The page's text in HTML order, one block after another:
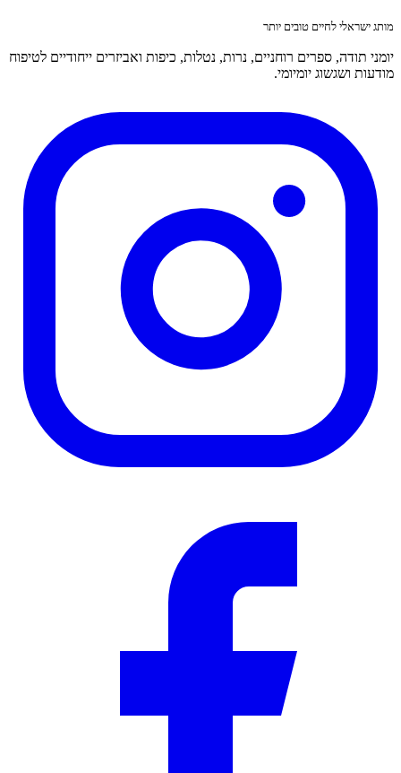
מותג ישראלי לחיים טובים יותר
יומני תודה, ספרים רוחניים, נרות, נטלות, כיפות ואביזרים ייחודיים לטיפוח
מודעות ושגשוג יומיומי.